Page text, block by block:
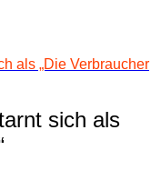
als „Die Verbraucher
sich als